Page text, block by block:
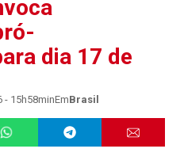
dia 17 de
- 15h58minEmBrasil